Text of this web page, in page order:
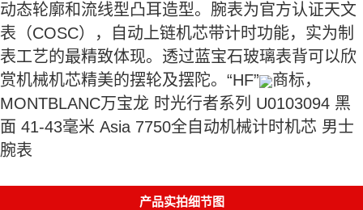
动态轮廓和流线型凸耳造型。腕表为官方认证天文
表（COSC），自动上链机芯带计时功能，实为制
表工艺的最精致体现。透过蓝宝石玻璃表背可以欣
赏机械机芯精美的摆轮及摆陀。“HF”
商标，
MONTBLANC万宝龙 时光行者系列 U0103094 黑
面 41-43毫米 Asia 7750全自动机械计时机芯 男士
腕表
产品实拍细节图